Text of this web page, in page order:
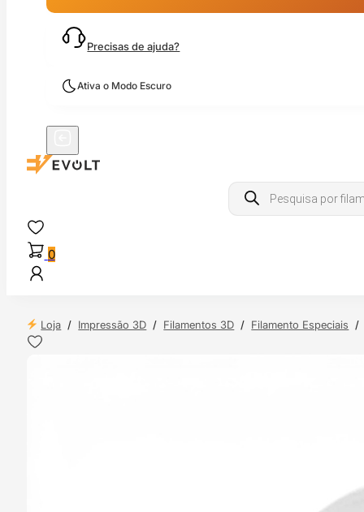
Precisas de ajuda?
Ativa o Modo Escuro
Products
search
0
Loja / Impressão 3D / Filamentos 3D / Filamento Especiais /